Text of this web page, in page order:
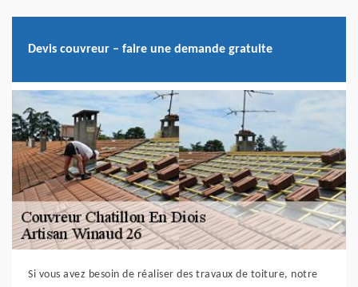
Devis couvreur – faire une demande gratuite
Si vous avez besoin de réaliser des travaux de toiture, notre